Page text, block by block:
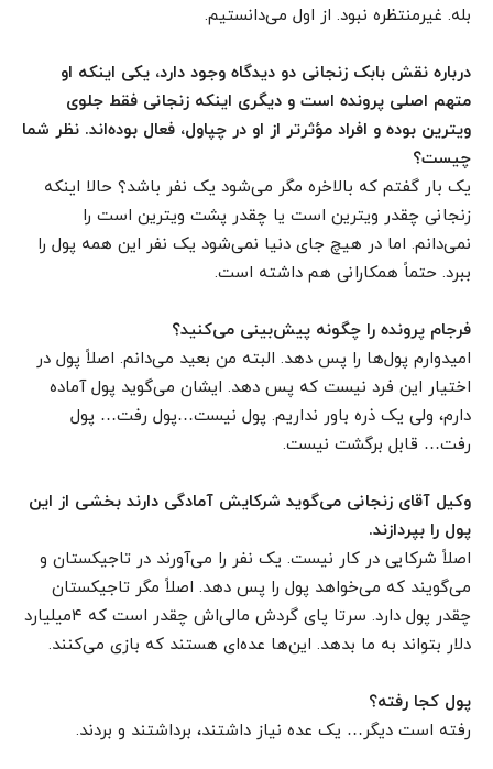
بله. غیرمنتظره نبود. از اول می‌دانستیم.
درباره نقش بابک زنجانی دو دیدگاه وجود دارد، یکی اینکه او
متهم اصلی پرونده است و دیگری اینکه زنجانی فقط جلوی
ویترین بوده و افراد مؤثرتر از او در چپاول، فعال بوده‌اند. نظر شما
چیست؟
یک بار گفتم که بالاخره مگر می‌شود یک نفر باشد؟ حالا اینکه
زنجانی چقدر ویترین است یا چقدر پشت ویترین است را
نمی‌دانم. اما در هیچ جای دنیا نمی‌شود یک نفر این همه پول را
ببرد. حتماً همکارانی هم داشته است.
فرجام پرونده را چگونه پیش‌بینی می‌کنید؟
امیدوارم پول‌ها را پس دهد. البته من بعید می‌دانم. اصلاً پول در
اختیار این فرد نیست که پس دهد. ایشان می‌گوید پول آماده
دارم، ولی یک ذره باور نداریم. پول نیست…پول رفت… پول
رفت… قابل برگشت نیست.
وکیل آقای زنجانی می‌گوید شرکایش آمادگی دارند بخشی از این
پول را بپردازند.
اصلاً شرکایی در کار نیست. یک نفر را می‌آورند در تاجیکستان و
می‌گویند که می‌خواهد پول را پس دهد. اصلاً مگر تاجیکستان
چقدر پول دارد. سرتا پای گردش مالی‌اش چقدر است که ۴میلیارد
دلار بتواند به ما بدهد. این‌ها عده‌ای هستند که بازی می‌کنند.
پول کجا رفته؟
رفته است دیگر… یک عده نیاز داشتند، برداشتند و بردند.